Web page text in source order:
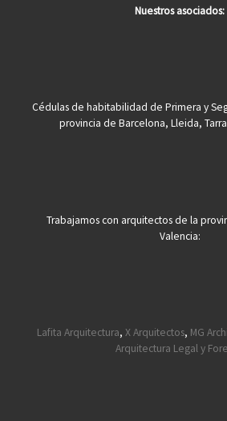
Nuestros asociados:
Cédulas de habitabilidad de Primera y
provincia de Barcelona, Lleida,
Trabajamos con arquitectos de la
Valencia:
Lafita Arquitectura, X Arquitectos, MG
Arquitectura Legal y